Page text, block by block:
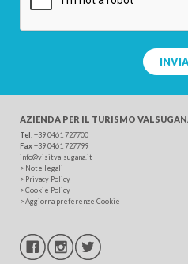
AZIENDA PER IL TURISMO
Tel +39 0461 727700
Fax+39 0461 727799
info@visitvalsugana.it
> Note legali
> Privacy Policy
>Cookie Policy
>Aggiorna preferenze Cookie